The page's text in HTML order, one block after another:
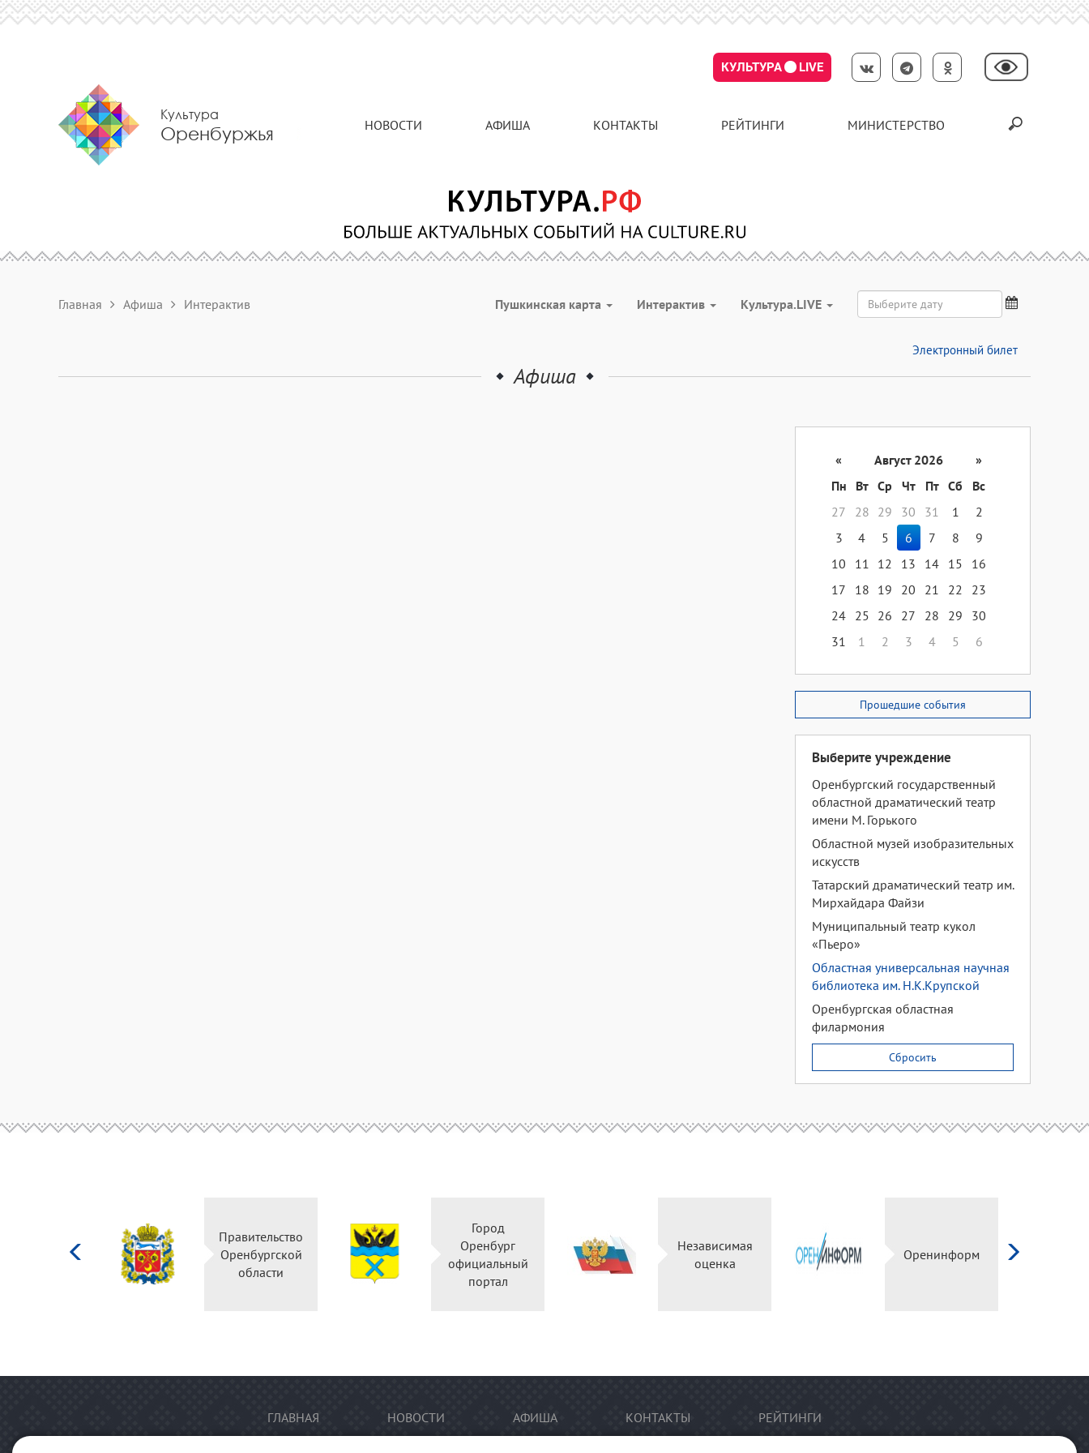
КУЛЬТУРА LIVE
Культура
Оренбуржья НОВОСТИ АФИША КОНТАКТЫ РЕЙТИНГИ МИНИСТЕРСТВО
Главная Афиша Интерактив Пушкинская карта Интерактив Культура.LIVE
Электронный билет
Афиша
« Август 2026
»
Пн
Вт Ср Чт Пт Сб
Вс
27
28 29 30 31 1
2
3
4 5 6 7 8
9
10
11 12 13 14 15
16
17
18 19 20 21 22
23
24 25 26 27 28 29
30
31
1 2 3 4 5 6
Прошедшие события
Выберите учреждение
Оренбургский государственный
областной драматический театр
имени М. Горького
Областной музей изобразительных
искусств
Татарский драматический театр им.
Мирхайдара Файзи
Муниципальный театр кукол
«Пьеро»
Областная универсальная научная
библиотека им. Н.К.Крупской
Оренбургская областная
филармония
Сбросить
Правительство
Оренбургской
области
Город
Оренбург
официальный
портал
Независимая
оценка
Оренинформ
ГЛАВНАЯ НОВОСТИ АФИША КОНТАКТЫ РЕЙТИНГИ